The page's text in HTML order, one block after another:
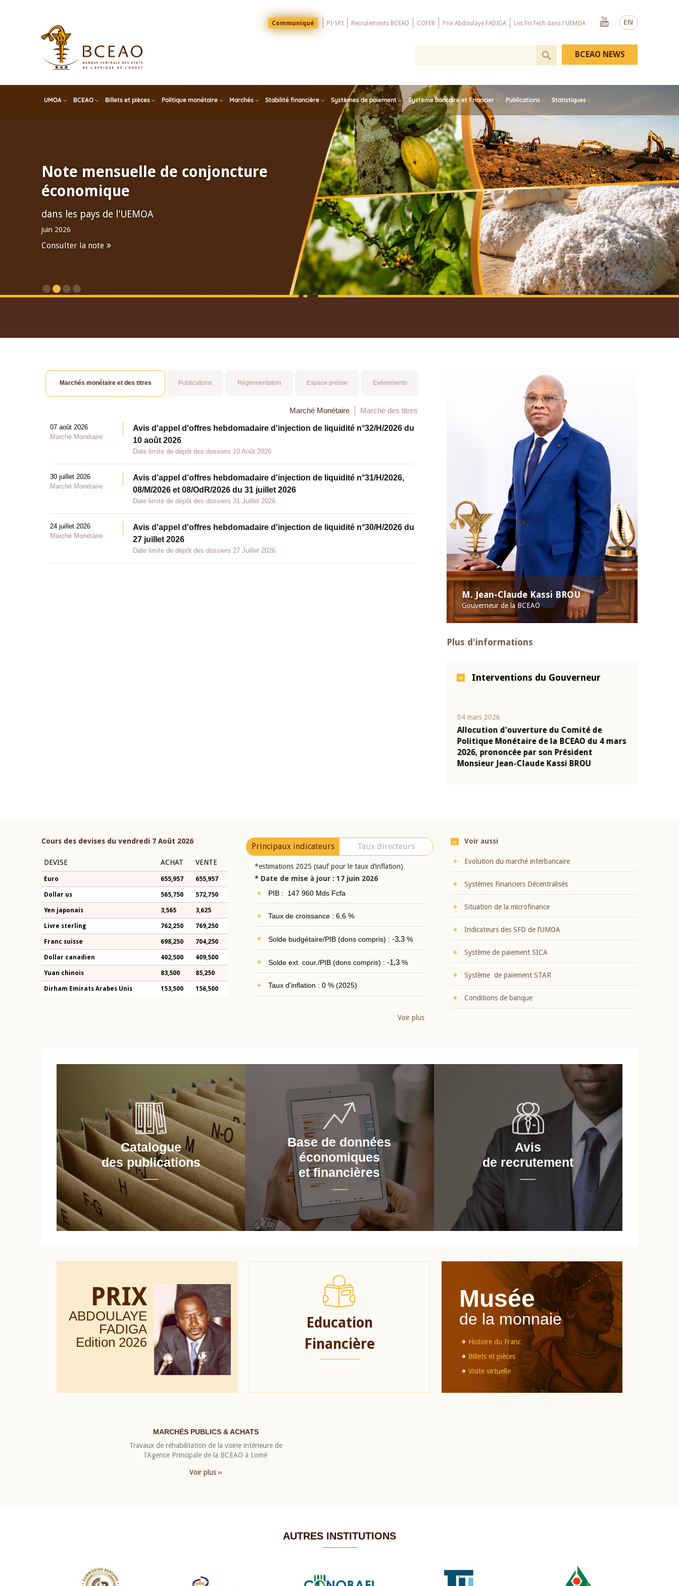
EN
Menu
Top
Communiqué PI-SPI Recrutements BCEAO COFEB Prix Abdoulaye FADIGA Les FinTech dans l'UEMOA
Youtube
UMOA BCEAO Billets et pièces Politique monétaire Marchés Stabilité financière Systèmes de paiement Système bancaire et financier Publications Statistiques
BCEAO NEWS
Note mensuelle de conjoncture
économique
dans les pays de l'UEMOA
juin 2026
Consulter la note
M. Jean-Claude Kassi BROU
Gouverneur de la BCEAO
Plus d'informations
Interventions du Gouverneur
04 mars 2026
Allocution d'ouverture du Comité de
Politique Monétaire de la BCEAO du 4 mars
2026, prononcée par son Président
Monsieur Jean-Claude Kassi BROU
Marchés monétaire et des titres Publications Réglementation Espace presse Evénements
Marché Monétaire Marché des titres
07 août 2026
Marché Monétaire
Avis d'appel d'offres hebdomadaire d'injection de liquidité n°32/H/2026 du
10 août 2026
Date limite de dépôt des dossiers 10 Août 2026
30 juillet 2026
Marché Monétaire
Avis d'appel d'offres hebdomadaire d'injection de liquidité n°31/H/2026,
08/M/2026 et 08/OdR/2026 du 31 juillet 2026
Date limite de dépôt des dossiers 31 Juillet 2026
24 juillet 2026
Marché Monétaire
Avis d'appel d'offres hebdomadaire d'injection de liquidité n°30/H/2026 du
27 juillet 2026
Date limite de dépôt des dossiers 27 Juillet 2026
Cours des devises du vendredi 7 Août 2026
DEVISE ACHAT VENTE
Euro 655,957 655,957
Dollar us 565,750 572,750
Yen japonais 3,565 3,625
Livre sterling 762,250 769,250
Franc suisse 698,250 704,250
Dollar canadien 402,500 409,500
Yuan chinois 83,500 85,250
Dirham Emirats Arabes Unis 153,500 156,500
Principaux indicateurs Taux directeurs
*estimations 2025 (sauf pour le taux d’inflation)
* Date de mise à jour : 17 juin 2026
PIB : 147 960 Mds Fcfa
Taux de croissance : 6,6 %
Solde budgétaire/PIB (dons compris) : -3,3%
Solde ext. cour./PIB (dons compris) : -1,3%
Taux d'inflation : 0 % (2025)
Voir plus
Voir aussi
Evolution du marché interbancaire
Systèmes Financiers Décentralisés
Situation de la microfinance
Indicateurs des SFD de l’UMOA
Système de paiement SICA
Système de paiement STAR
Conditions de banque
Catalogue
des publications
Base de données
économiques
et financières
Avis
de recrutement
PRIX
ABDOULAYE
FADIGA
Edition 2026
Education
Financière
Musée
de la monnaie
Histoire du Franc
Billets et pièces
Visite virtuelle
MARCHÉS PUBLICS & ACHATS
Travaux de réhabilitation de la voirie intérieure de
l’Agence Principale de la BCEAO à Lomé
Voir plus ››
AUTRES INSTITUTIONS